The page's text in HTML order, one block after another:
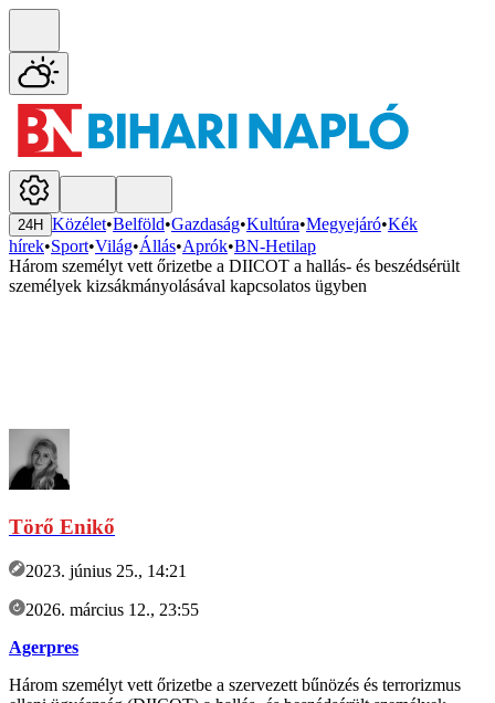
24H Közélet•Belföld•Gazdaság•Kultúra•Megyejáró•Kék
hírek•Sport•Világ•Állás•Aprók•BN-Hetilap
Három személyt vett őrizetbe a DIICOT a hallás- és beszédsérült
személyek kizsákmányolásával kapcsolatos ügyben
Törő Enikő
2023. június 25., 14:21
2026. március 12., 23:55
Agerpres
Három személyt vett őrizetbe a szervezett bűnözés és terrorizmus